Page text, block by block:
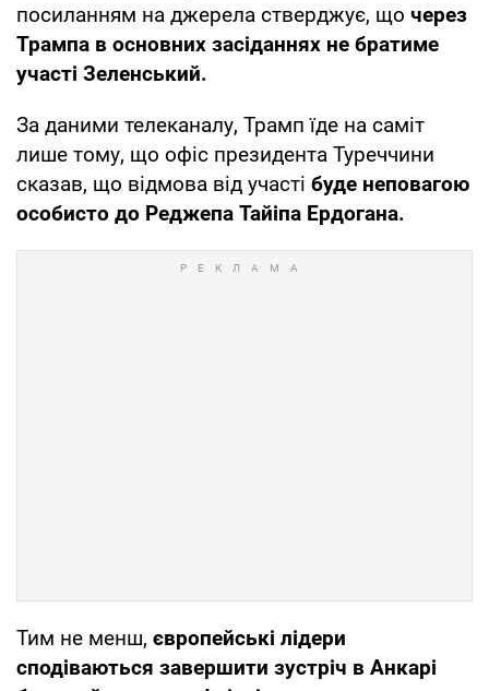
посиланням на джерела стверджує, що через
Трампа в основних засіданнях не братиме
участі Зеленський.
За даними телеканалу, Трамп їде на саміт
лише тому, що офіс президента Туреччини
сказав, що відмова від участі буде неповагою
особисто до Реджепа Тайіпа Ердогана.
Тим не менш, європейські лідери
сподіваються завершити зустріч в Анкарі